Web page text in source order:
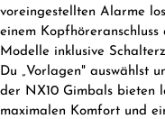
voreingestellten Alarme
einem
Modelle inklusive
Du „Vorlagen" auswählst
der NX10 Gimbals bieten
maximalen Komfort und